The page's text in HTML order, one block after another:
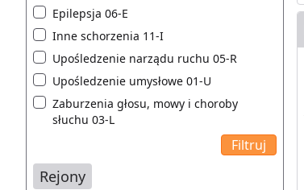
Epilepsja 06-E
Inne schorzenia 11-I
Upośledzenie narządu ruchu 05-R
Upośledzenie umysłowe 01-U
Zaburzenia głosu, mowy i choroby
słuchu 03-L
Rejony